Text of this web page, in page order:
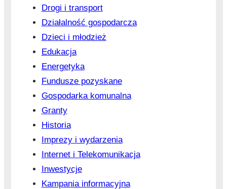
Drogi i transport
Działalność gospodarcza
Dzieci i młodzież
Edukacja
Energetyka
Fundusze pozyskane
Gospodarka komunalna
Granty
Historia
Imprezy i wydarzenia
Internet i Telekomunikacja
Inwestycje
Kampania informacyjna